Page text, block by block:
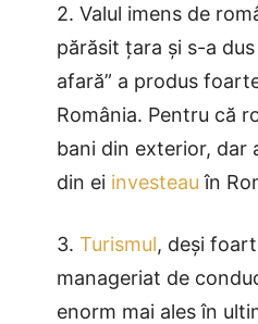
2. Valul imens de
părăsit țara și s-a
afară” a produs
România. Pentru că
bani din exterior, dar
din ei investeau în
3. Turismul, deși
manageriat de
enorm mai ales în